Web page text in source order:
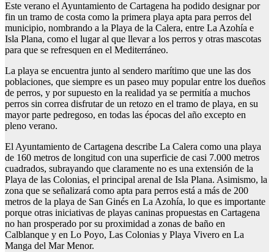
Este verano el Ayuntamiento de Cartagena ha podido designar por
fin un tramo de costa como la primera playa apta para perros del
municipio, nombrando a la Playa de la Calera, entre La Azohía e
Isla Plana, como el lugar al que llevar a los perros y otras mascotas
para que se refresquen en el Mediterráneo.
La playa se encuentra junto al sendero marítimo que une las dos
poblaciones, que siempre es un paseo muy popular entre los dueños
de perros, y por supuesto en la realidad ya se permitía a muchos
perros sin correa disfrutar de un retozo en el tramo de playa, en su
mayor parte pedregoso, en todas las épocas del año excepto en
pleno verano.
El Ayuntamiento de Cartagena describe La Calera como una playa
de 160 metros de longitud con una superficie de casi 7.000 metros
cuadrados, subrayando que claramente no es una extensión de la
Playa de las Colonias, el principal arenal de Isla Plana. Asimismo, la
zona que se señalizará como apta para perros está a más de 200
metros de la playa de San Ginés en La Azohía, lo que es importante
porque otras iniciativas de playas caninas propuestas en Cartagena
no han prosperado por su proximidad a zonas de baño en
Calblanque y en Lo Poyo, Las Colonias y Playa Vivero en La
Manga del Mar Menor.